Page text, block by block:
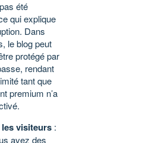
été
qui explique
Dans
le blog peut
protégé par
rendant
tant que
premium n’a
visiteurs :
avez des